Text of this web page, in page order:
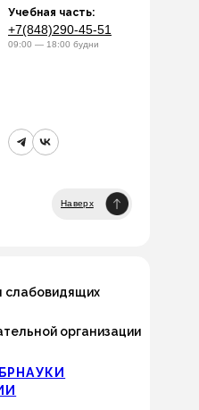
Наверх
09:00 — 18:00 будни
Учебная часть:
+7(848)290-45-51
слабовидящих
организации